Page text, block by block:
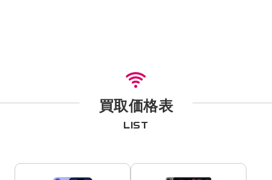
買取価格表
LIST